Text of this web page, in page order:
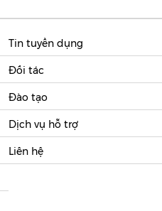
mổ chỉ 2mm.
Tin tuyển dụng
Đối tác
Đào tạo